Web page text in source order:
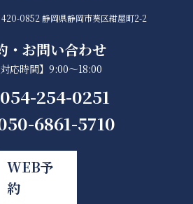
0852 静岡県静岡市葵区紺屋町2-2
・お問い合わせ
対応時間】9:00～18:00
254-0251
6861-5710
WEB予
約